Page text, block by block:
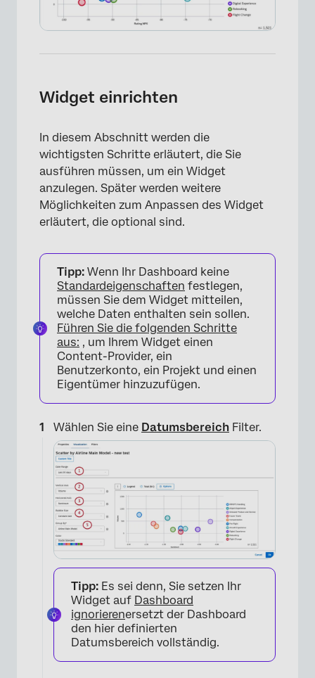
×
Widget einrichten
In diesem Abschnitt werden die
wichtigsten Schritte erläutert, die Sie
ausführen müssen, um ein Widget
anzulegen. Später werden weitere
Möglichkeiten zum Anpassen des Widget
erläutert, die optional sind.
Tipp: Wenn Ihr Dashboard keine
Standardeigenschaften festlegen,
müssen Sie dem Widget mitteilen,
welche Daten enthalten sein sollen.
Führen Sie die folgenden Schritte
aus: , um Ihrem Widget einen
Content-Provider, ein
Benutzerkonto, ein Projekt und einen
Eigentümer hinzuzufügen.
Wählen Sie eine Datumsbereich Filter.
Tipp: Es sei denn, Sie setzen Ihr
Widget auf Dashboard
ignorierenersetzt der Dashboard
den hier definierten
Datumsbereich vollständig.